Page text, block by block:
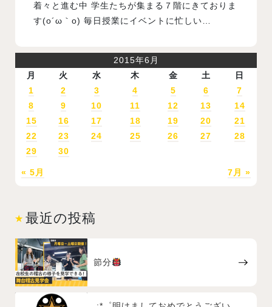
着々と進む中 学生たちが集まる７階にきておりま
す(o´ω｀o) 毎日授業にイベントに忙しい…
2015年6月
月
火 水 木 金 土 日
« 5月 7月 »
1 2 3 4 5 6
7
8
9 10 11 12 13
14
15
16 17 18 19 20
21
22
23 24 25 26 27
28
29
30
最近の投稿
節分